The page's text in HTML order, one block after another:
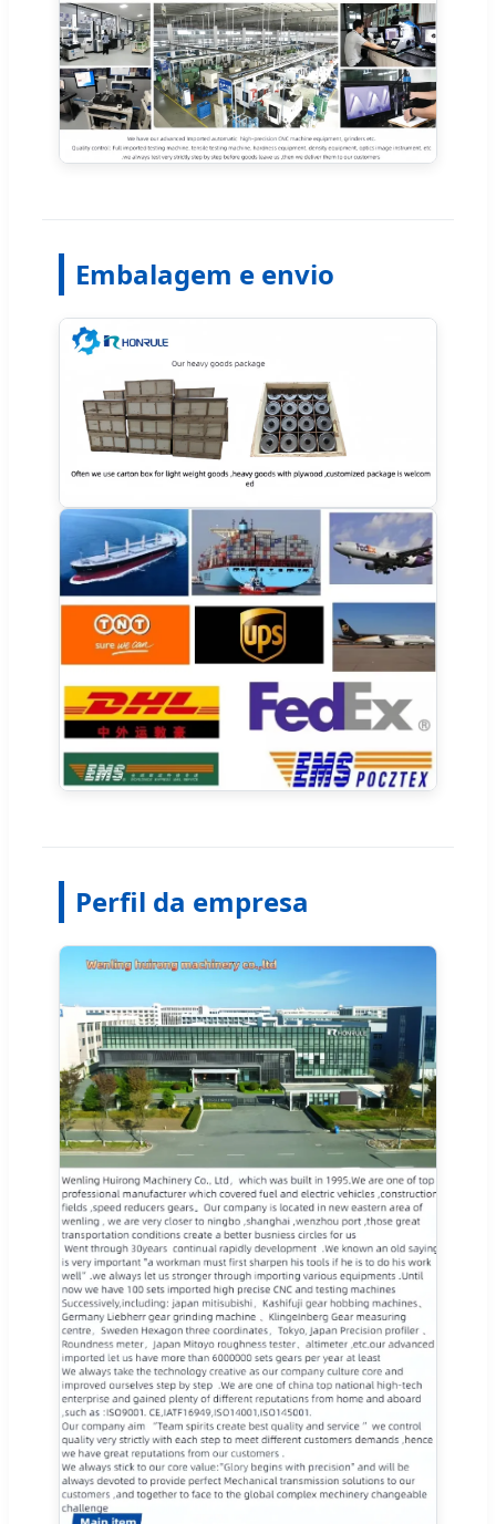
Embalagem e envio
Perfil da empresa